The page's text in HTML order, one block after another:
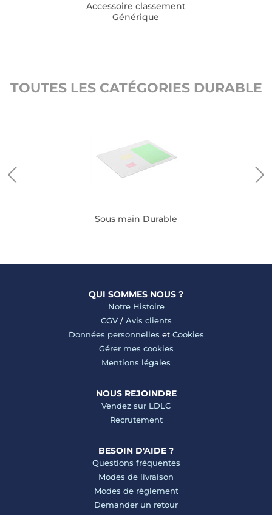
Accessoire classement
Générique
TOUTES LES CATÉGORIES DURABLE
Sous main Durable
QUI SOMMES NOUS ?
Notre Histoire
CGV/ Avis clients
Données personnelles et Cookies
Gérer mes cookies
Mentions légales
NOUS REJOINDRE
Vendez sur LDLC
Recrutement
BESOIN D'AIDE ?
Questions fréquentes
Modes de livraison
Modes de règlement
Demander un retour